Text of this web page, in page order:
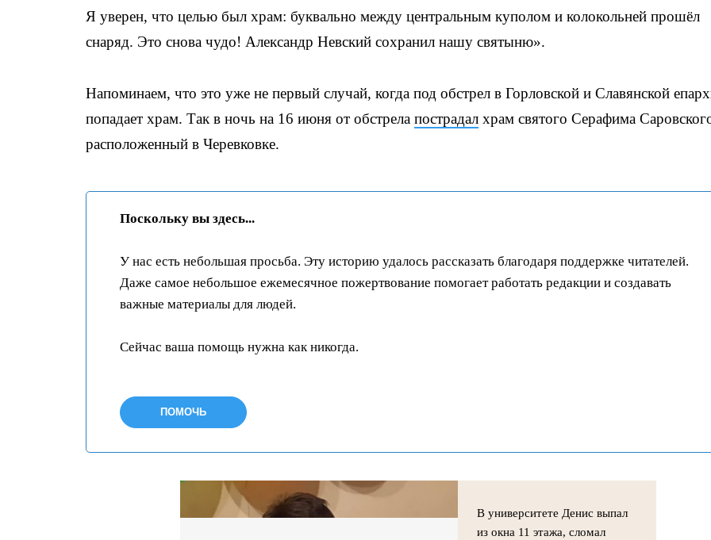
Я уверен, что целью был храм: буквально между центральным куполом и колокольней прошёл
снаряд. Это снова чудо! Александр Невский сохранил нашу святыню».
Напоминаем, что это уже не первый случай, когда под обстрел в Горловской и Славянской
попадает храм. Так в ночь на 16 июня от обстрела пострадал храм святого Серафима
расположенный в Черевковке.
Поскольку вы здесь...
У нас есть небольшая просьба. Эту историю удалось рассказать благодаря поддержке читателей.
Даже самое небольшое ежемесячное пожертвование помогает работать редакции и создавать
важные материалы для людей.
Сейчас ваша помощь нужна как никогда.
ПОМОЧЬ
В университете Денис выпал
из окна 11 этажа, сломал